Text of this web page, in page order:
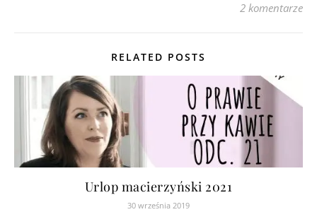
2 komentarze
RELATED POSTS
Urlop macierzyński 2021
30 września 2019